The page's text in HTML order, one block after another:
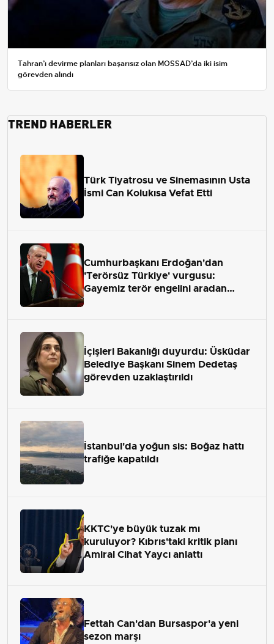
Tahran’ı devirme planları başarısız olan MOSSAD’da iki isim
görevden alındı
TREND HABERLER
Türk Tiyatrosu ve Sinemasının Usta
İsmi Can Kolukısa Vefat Etti
Cumhurbaşkanı Erdoğan'dan
'Terörsüz Türkiye' vurgusu:
Gayemiz terör engelini aradan
İçişleri Bakanlığı duyurdu: Üsküdar
Belediye Başkanı Sinem Dedetaş
görevden uzaklaştırıldı
İstanbul'da yoğun sis: Boğaz hattı
trafiğe kapatıldı
KKTC'ye büyük tuzak mı
kuruluyor? Kıbrıs'taki kritik planı
Amiral Cihat Yaycı anlattı
Fettah Can'dan Bursaspor'a yeni
sezon marşı